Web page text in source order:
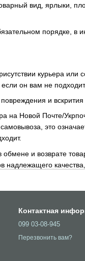
вид, ярлыки,
порядке, в
курьера или
он вам не подходит,
и вскрития
на Новой Почте/
это
обмене и возврате
надлежащего
Контактная
099 03-08-945
Перезвонить вам?